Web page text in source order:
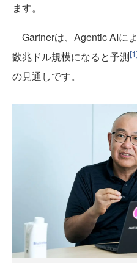
ます。
Gartnerは、Agentic AIに
数兆ドル規模になると予測
の見通しです。